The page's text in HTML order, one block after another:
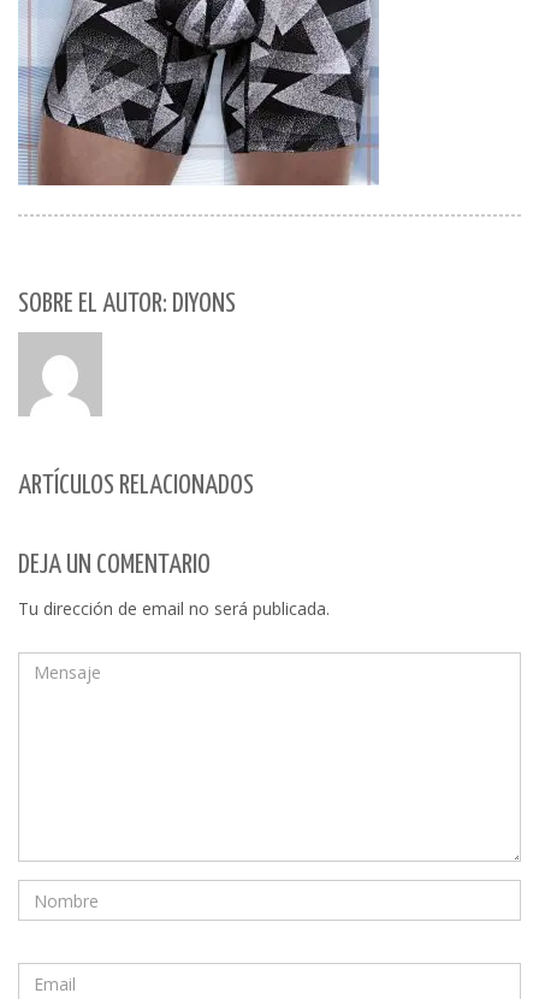
SOBRE EL AUTOR: DIYONS
ARTÍCULOS RELACIONADOS
DEJA UN COMENTARIO
Tu dirección de email no será publicada.